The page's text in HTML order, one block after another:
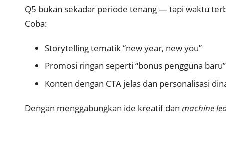
Q5 bukan sekadar periode tenang — tapi waktu
Coba:
Storytelling tematik “new year, new you”
Promosi ringan seperti “bonus pengguna baru”
Konten dengan CTA jelas dan personalisasi
Dengan menggabungkan ide kreatif dan machine